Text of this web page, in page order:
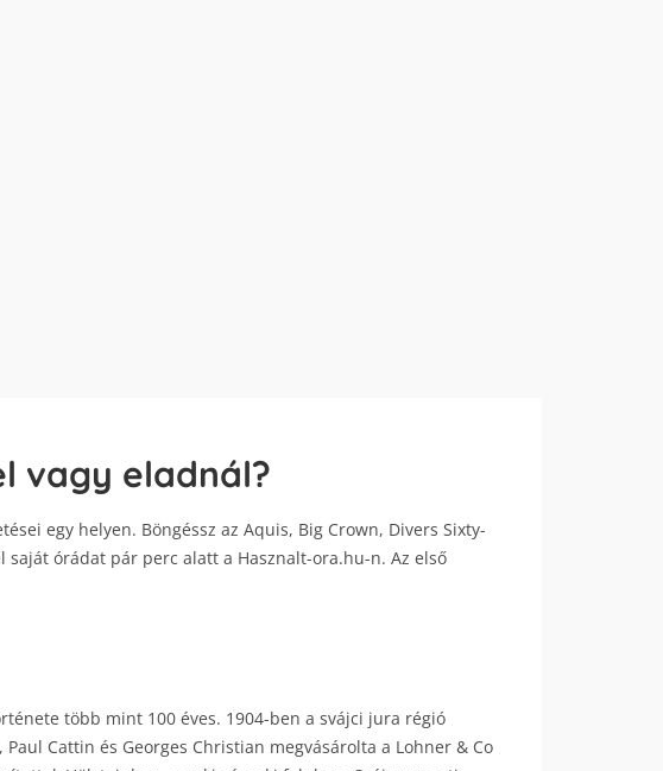
vagy eladnál?
egy helyen. Böngéssz az Aquis, Big Crown, Divers Sixty-
saját órádat pár perc alatt a Hasznalt-ora.hu-n. Az első
több mint 100 éves. 1904-ben a svájci jura régió
Cattin és Georges Christian megvásárolta a Lohner & Co